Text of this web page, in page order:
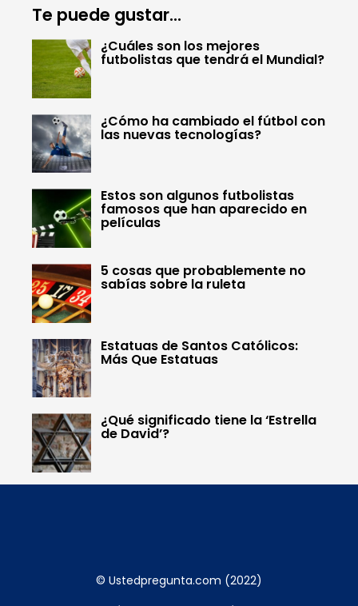
Te puede gustar...
¿Cuáles son los mejores
futbolistas que tendrá el Mundial?
¿Cómo ha cambiado el fútbol con
las nuevas tecnologías?
Estos son algunos futbolistas
famosos que han aparecido en
películas
5 cosas que probablemente no
sabías sobre la ruleta
Estatuas de Santos Católicos:
Más Que Estatuas
¿Qué significado tiene la ‘Estrella
de David’?
© Ustedpregunta.com (2022)